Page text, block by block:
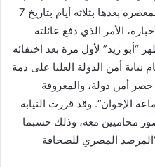
بتسليم نفسه لقسم شرطة المعصرة بعدها بثلاثة أيام بتاريخ 7
أخباره، الأمر الذي دفع عائلته
زيد” لأول مرة بعد اختفائه
24 من يونيو 2018، أمام نيابة أمن الدولة العليا على ذمة
القضية رقم 441 لسنة 2018 حصر أمن دولة، والمعروفة
الإخوان”. وقد قررت النيابة
دون حضور محاميين معه، وذلك حسبما
المصري للصحافة